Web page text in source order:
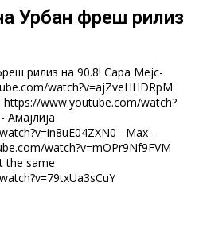
Урбан фреш рилиз
на 90.8! Сара Мејс-
Max -
the same